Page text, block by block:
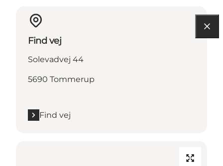
Find vej
Solevadvej 44
5690 Tommerup
Find vej